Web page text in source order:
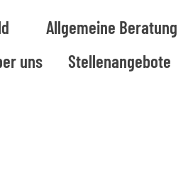
Allgemeine Beratung
uns Stellenangebote